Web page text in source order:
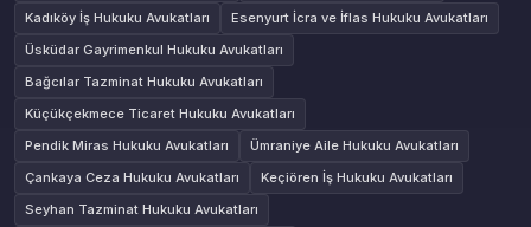
Kadıköy İş Hukuku Avukatları
Esenyurt İcra ve İflas Hukuku Avukatları
Üsküdar Gayrimenkul Hukuku Avukatları
Bağcılar Tazminat Hukuku Avukatları
Küçükçekmece Ticaret Hukuku Avukatları
Pendik Miras Hukuku Avukatları
Ümraniye Aile Hukuku Avukatları
Çankaya Ceza Hukuku Avukatları
Keçiören İş Hukuku Avukatları
Seyhan Tazminat Hukuku Avukatları